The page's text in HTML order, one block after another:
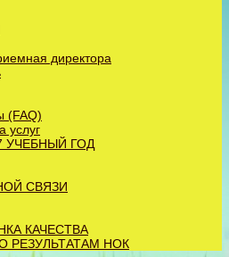
директора
(FAQ)
услуг
УЧЕБНЫЙ ГОД
СВЯЗИ
КАЧЕСТВА
РЕЗУЛЬТАТАМ НОК